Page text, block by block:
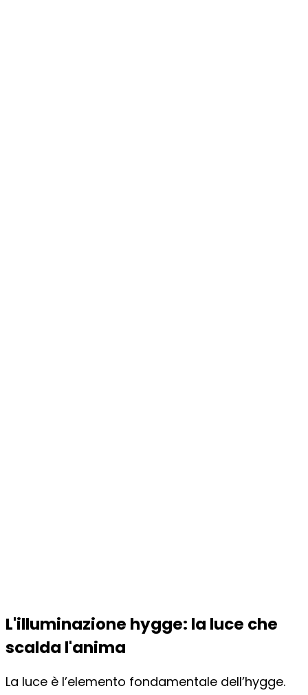
L'illuminazione hygge: la luce che
scalda l'anima
La luce è l’elemento fondamentale dell’hygge.